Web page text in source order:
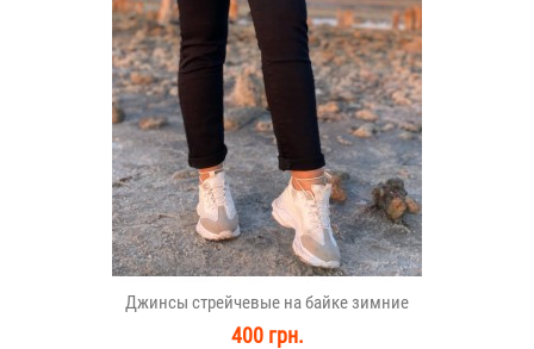
Джинсы стрейчевые на байке зимние
400 грн.